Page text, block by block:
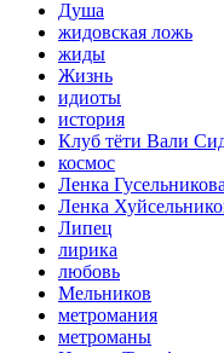
Душа
жидовская ложь
жиды
Жизнь
идиоты
история
Клуб тёти Вали
космос
Ленка Гусельникова
Ленка
Липец
лирика
любовь
Мельников
метромания
метроманы